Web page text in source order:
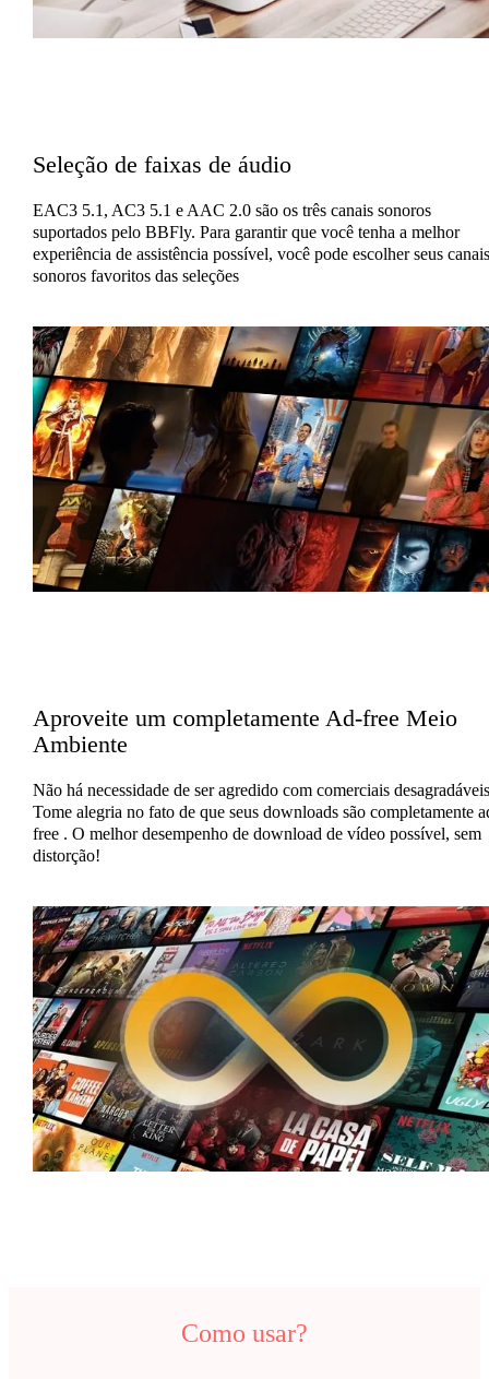
Seleção de faixas de áudio
EAC3 5.1, AC3 5.1 e AAC 2.0 são os três canais sonoros
suportados pelo BBFly. Para garantir que você tenha a melhor
experiência de assistência possível, você pode escolher seus canais
sonoros favoritos das seleções
Aproveite um completamente Ad-free Meio
Ambiente
Não há necessidade de ser agredido com comerciais
Tome alegria no fato de que seus downloads são completamente
free . O melhor desempenho de download de vídeo possível, sem
distorção!
Como usar?